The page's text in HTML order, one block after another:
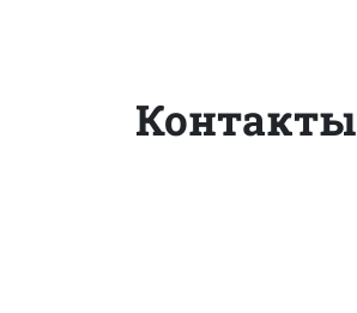
Контакты